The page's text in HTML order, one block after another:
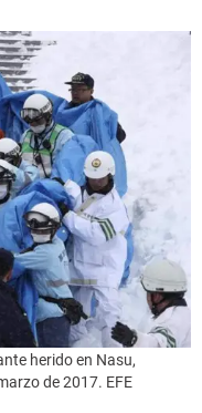
herido en Nasu,
de 2017. EFE